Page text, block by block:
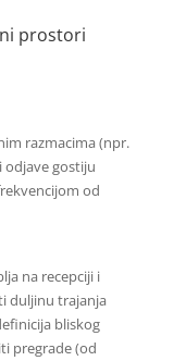
prostori
razmacima (npr.
odjave gostiju
od
na recepciji i
duljinu trajanja
bliskog
pregrade (od